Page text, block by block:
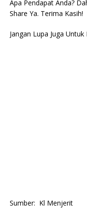
Apa Pendapat Anda?
Share Ya. Terima Kasih!
Jangan Lupa Juga
Sumber: Kl Menjerit